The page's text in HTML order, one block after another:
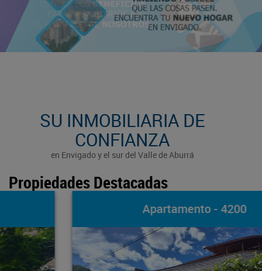
SU INMOBILIARIA DE
CONFIANZA
en Envigado y el sur del Valle de Aburrá
Propiedades Destacadas
Apartamento - 4200